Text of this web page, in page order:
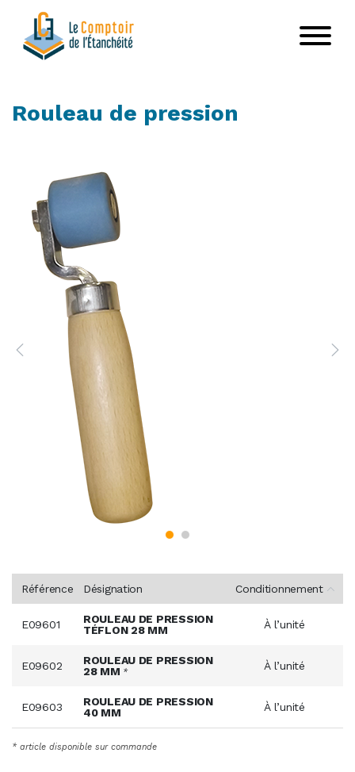
contenu
principal
Rouleau de pression
Référence Désignation Conditionnement
E09601
ROULEAU DE PRESSION
TÉFLON 28 MM
À l’unité
E09602
ROULEAU DE PRESSION
28 MM *
À l’unité
E09603
ROULEAU DE PRESSION
40 MM
À l’unité
* article disponible sur commande